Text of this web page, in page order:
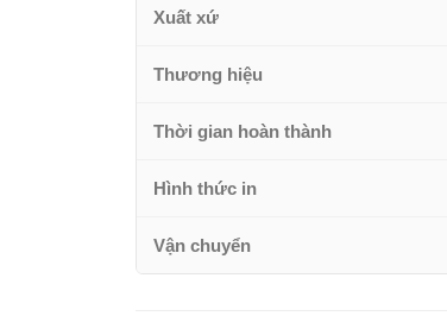
Xuất xứ
Thương hiệu
Thời gian hoàn thành
Hình thức in
Vận chuyển